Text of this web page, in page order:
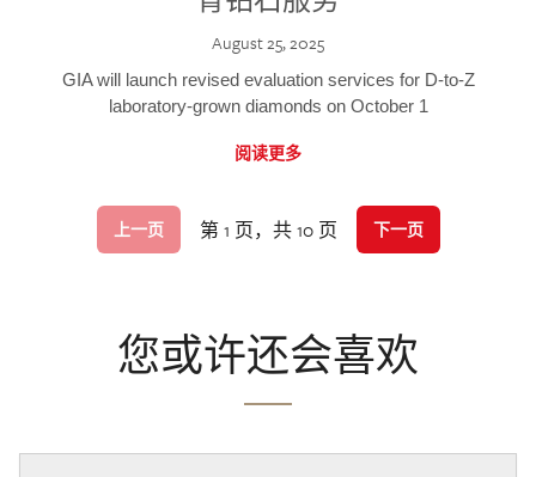
August 25, 2025
GIA will launch revised evaluation services for D-to-Z
laboratory-grown diamonds on October 1
阅读更多
上一页 第 1 页，共 10 页 下一页
您或许还会喜欢